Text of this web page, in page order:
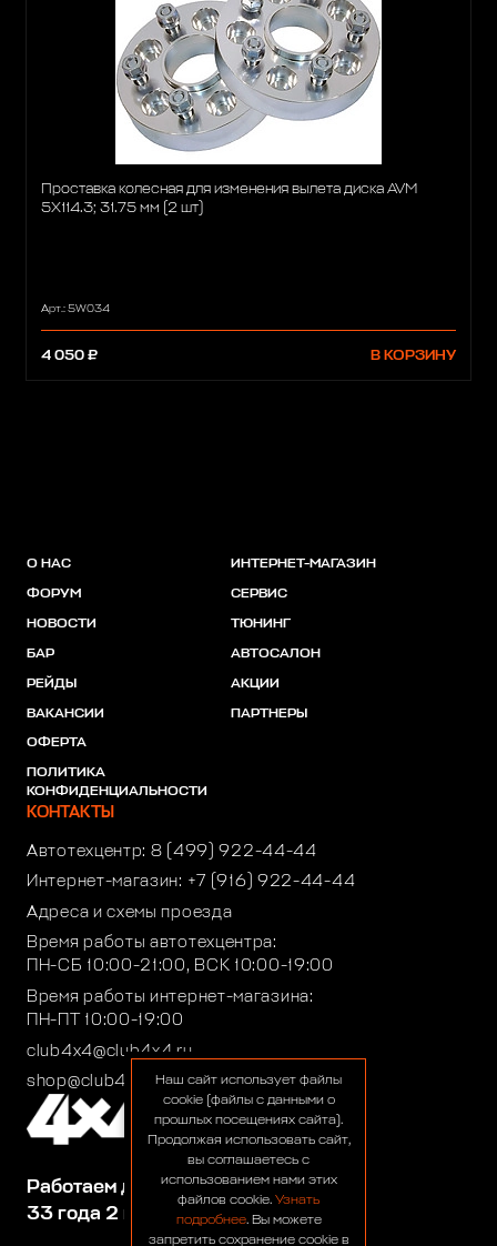
Проставка колесная для изменения вылета диска AVM
5X114.3; 31.75 мм (2 шт)
Арт.: 5W034
4 050 ₽ В КОРЗИНУ
Работаем для вас:
33 года 2 месяца 24 дня
О НАС
ФОРУМ
НОВОСТИ
БАР
РЕЙДЫ
ВАКАНСИИ
ОФЕРТА
ПОЛИТИКА
КОНФИДЕНЦИАЛЬНОСТИ
ИНТЕРНЕТ-МАГАЗИН
СЕРВИС
ТЮНИНГ
АВТОСАЛОН
АКЦИИ
ПАРТНЕРЫ
КОНТАКТЫ
Автотехцентр: 8 (499) 922-44-44
Интернет-магазин: +7 (916) 922-44-44
Адреса и схемы проезда
Время работы автотехцентра:
ПН-СБ 10:00-21:00, ВСК 10:00-19:00
Время работы интернет-магазина:
ПН-ПТ 10:00-19:00
club4x4@club4x4.ru
shop@club4x4.ruНаш сайт использует файлы
cookie (файлы с данными о
прошлых посещениях сайта).
Продолжая использовать сайт,
вы соглашаетесь с
использованием нами этих
файлов cookie. Узнать
подробнее. Вы можете
запретить сохранение cookie в